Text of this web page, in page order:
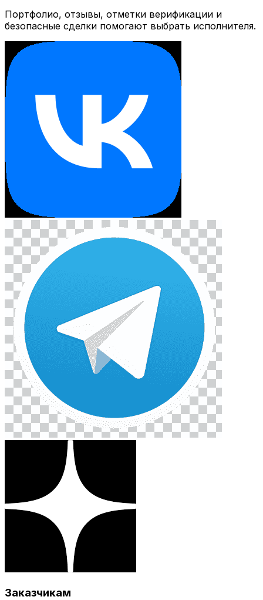
Портфолио, отзывы, отметки верификации и
безопасные сделки помогают выбрать исполнителя.
Заказчикам